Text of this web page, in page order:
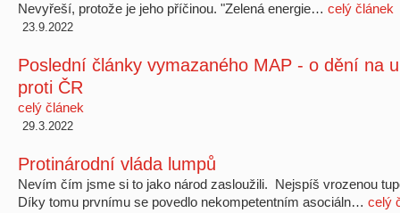
Nevyřeší, protože je jeho příčinou. "Zelená energie… celý článek
23.9.2022
Poslední články vymazaného MAP - o dění na
proti ČR
celý článek
29.3.2022
Protinárodní vláda lumpů
Nevím čím jsme si to jako národ zasloužili. Nejspíš vrozenou
Díky tomu prvnímu se povedlo nekompetentním asociáln… celý